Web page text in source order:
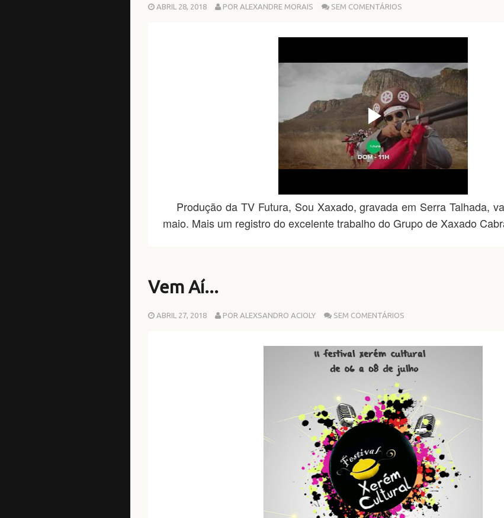
ABRIL 28, 2018 POR ALEXANDRE MORAIS SEM COMENTÁRIOS
Produção da TV Futura, Sou Xaxado, gravada em Serra Talhada,
maio. Mais um registro do excelente trabalho do Grupo de Xaxado
Vem Aí...
ABRIL 27, 2018 POR ALEXSANDRO ACIOLY SEM COMENTÁRIOS